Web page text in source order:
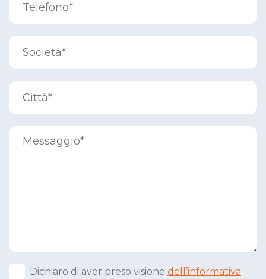
Dichiaro di aver preso visione dell’informativa